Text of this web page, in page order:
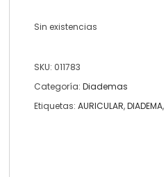
Sin existencias
SKU: 011783
Categoría: Diademas
Etiquetas: AURICULAR,DIADEMA,